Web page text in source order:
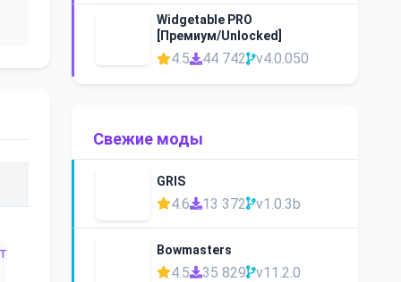
Widgetable PRO
[Премиум/Unlocked]
4.5 44 742 v4.0.050
Свежие моды
GRIS
4.6 13 372 v1.0.3b
Bowmasters
4.5 35 829 v11.2.0